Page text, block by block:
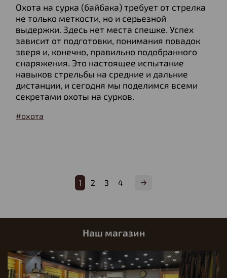
Охота на сурка (байбака) требует от стрелка
не только меткости, но и серьезной
выдержки. Здесь нет места спешке. Успех
зависит от подготовки, понимания повадок
зверя и, конечно, правильно подобранного
снаряжения. Это настоящее испытание
навыков стрельбы на средние и дальние
дистанции, и сегодня мы поделимся всеми
секретами охоты на сурков.
#охота
1 2 3 4
Наш магазин